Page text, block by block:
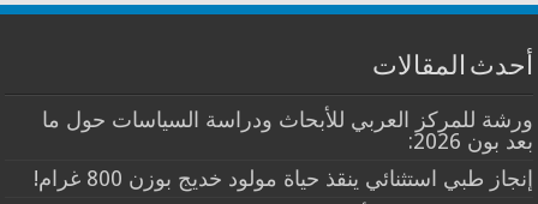
أحدث المقالات
ورشة للمركز العربي للأبحاث ودراسة السياسات حول ما
بعد بون 2026:
إنجاز طبي استثنائي ينقذ حياة مولود خديج بوزن 800 غرام!